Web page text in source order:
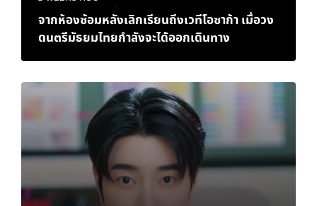
จากห้องซ้อมหลังเลิกเรียนถึงเวทีโอซาก้า เมื่อวง
ดนตรีมัธยมไทยกำลังจะได้ออกเดินทาง